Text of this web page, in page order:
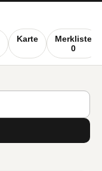
Karte
Merkliste
0